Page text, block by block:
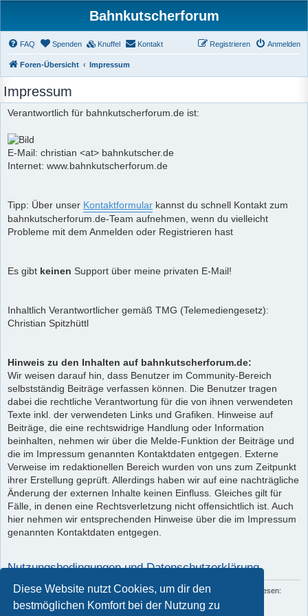
Diese Website nutzt Cookies, um dir den
bestmöglichen Komfort bei der Nutzung zu
Bahnkutscherforum
FAQ Spenden Knuffel Kontakt Anmelden
Registrieren
Foren-Übersicht Impressum
Impressum
Verantwortlich für bahnkutscherforum.de ist:
E-Mail: christian <at> bahnkutscher.de
Internet: www.bahnkutscherforum.de
Tipp: Über unser Kontaktformular kannst du schnell Kontakt zum
bahnkutscherforum.de-Team aufnehmen, wenn du vielleicht
Probleme mit dem Anmelden oder Registrieren hast
Es gibt keinen Support über meine privaten E-Mail!
Inhaltlich Verantwortlicher gemäß TMG (Telemediengesetz):
Christian Spitzhüttl
Hinweis zu den Inhalten auf bahnkutscherforum.de:
Wir weisen darauf hin, dass Benutzer im Community-Bereich
selbstständig Beiträge verfassen können. Die Benutzer tragen
dabei die rechtliche Verantwortung für die von ihnen verwendeten
Texte inkl. der verwendeten Links und Grafiken. Hinweise auf
Beiträge, die eine rechtswidrige Handlung oder Information
beinhalten, nehmen wir über die Melde-Funktion der Beiträge und
die im Impressum genannten Kontaktdaten entgegen. Externe
Verweise im redaktionellen Bereich wurden von uns zum Zeitpunkt
ihrer Erstellung geprüft. Allerdings haben wir auf eine nachträgliche
Änderung der externen Inhalte keinen Einfluss. Gleiches gilt für
Fälle, in denen eine Rechtsverletzung nicht offensichtlich ist. Auch
hier nehmen wir entsprechenden Hinweise über die im Impressum
genannten Kontaktdaten entgegen.
Nutzungsbedingungen und Datenschutzerklärung
Du kannst die Nutzungsbedingungen und die Datenschutzrichtlinie hier nachlesen:
Nutzungsbedingungen
und Datenschutzerklärung